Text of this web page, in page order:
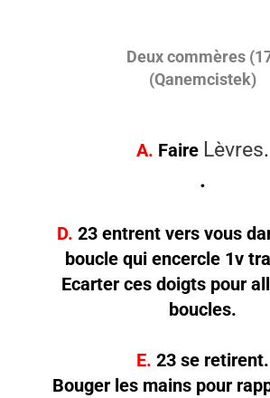
Deux commères
(Qanemcistek)
A. Faire Lèvres.
.
D. 23 entrent vers vous
boucle qui encercle 1v
Ecarter ces doigts pour
boucles.
E. 23 se retirent.
Bouger les mains pour